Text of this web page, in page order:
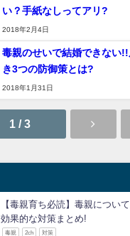
い？手紙なしってアリ?
2018年2月4日
毒親のせいで結婚できない
き3つの防御策とは?
2018年1月31日
1 / 3
【毒親育ち必読】毒親につい
効果的な対策まとめ!
毒親 2ch 対策